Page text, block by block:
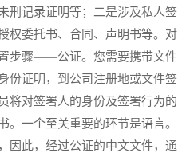
刑记录证明等；二是涉及私人签
权委托书、合同、声明书等。对
步骤——公证。您需要携带文件
份证明，到公司注册地或文件签
将对签署人的身份及签署行为的
。一个至关重要的环节是语言。
因此，经过公证的中文文件，通